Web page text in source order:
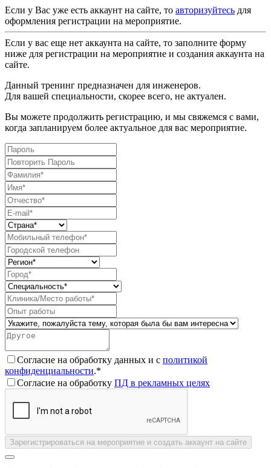
Если у Вас уже есть аккаунт на сайте, то авторизуйтесь для
оформления регистрации на мероприятие.
Если у вас еще нет аккаунта на сайте, то заполните форму
ниже для регистрации на мероприятие и создания аккаунта на
сайте.
Данный тренинг предназначен для инженеров.
Для вашей специальности, скорее всего, не актуален.
Вы можете продолжить регистрацию, и мы свяжемся с вами,
когда запланируем более актуальное для вас мероприятие.
Согласие на обработку данных и с политикой
конфиденциальности.*
Согласие на обработку ПД в рекламных целях
Зарегистрироваться на мероприятие и создать аккаунт на сайте